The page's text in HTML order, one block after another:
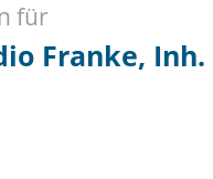
für
Franke,